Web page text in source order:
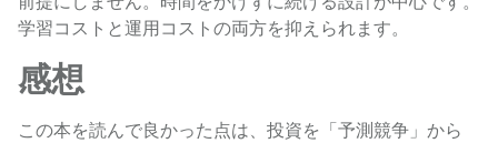
学習コストと運用コストの両方を抑えられます。
感想
この本を読んで良かった点は、投資を「予測競争」から